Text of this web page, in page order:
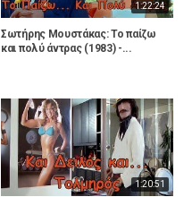
1:22:24
Σωτήρης Μουστάκας: Το παίζω
και πολύ άντρας (1983) -...
1:20:51